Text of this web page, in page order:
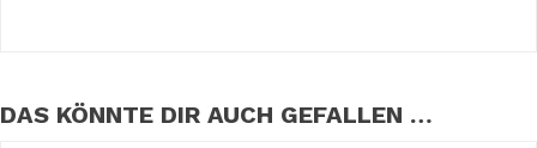
DAS KÖNNTE DIR AUCH GEFALLEN …